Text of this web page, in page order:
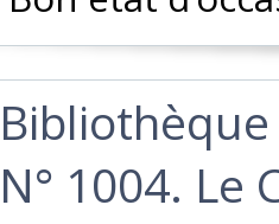
N° 1004. Le